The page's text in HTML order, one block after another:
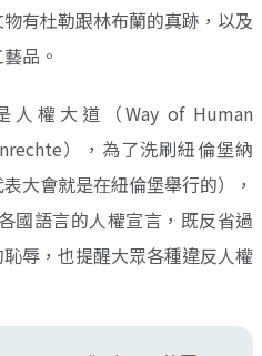
有杜勒跟林布蘭的真跡，以及
品。
權大道（Way of Human
），為了洗刷紐倫堡納
大會就是在紐倫堡舉行的），
國語言的人權宣言，既反省過
辱，也提醒大眾各種違反人權